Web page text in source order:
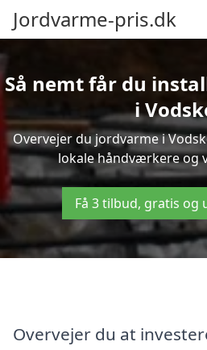
Jordvarme-pris.dk
Så nemt får du
i
Overvejer du jordvarme i
lokale håndværkere og
Få 3 tilbud, gratis og
Overvejer du at